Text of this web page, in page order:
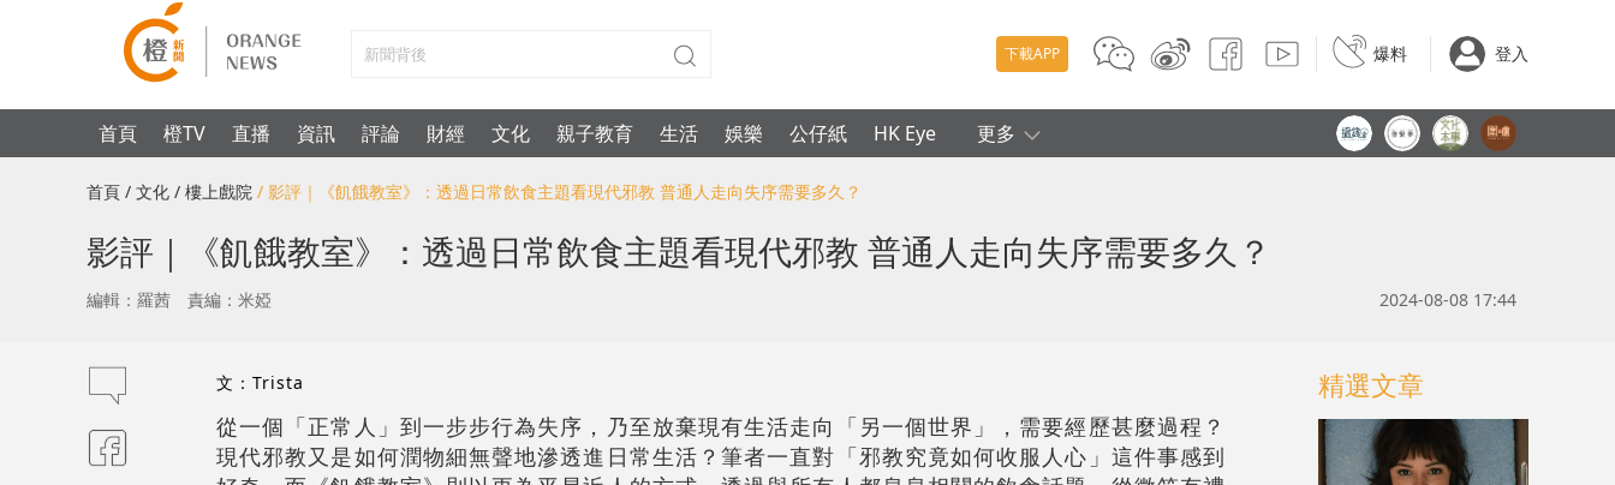
下載APP 爆料 登入
首頁 橙TV 直播 資訊 評論 財經 文化 親子教育 生活 娛樂 公仔紙 HK Eye 更多
首頁 / 文化 / 樓上戲院 / 影評｜《飢餓教室》：透過日常飲食主題看現代邪教 普通人走向失序需要多久？
影評｜《飢餓教室》：透過日常飲食主題看現代邪教 普通人走向失序需要多久？
編輯：羅茜 責編：米婭 2024-08-08 17:44
文：Trista
從一個「正常人」到一步步行為失序，乃至放棄現有生活走向「另一個世界」，需要經歷甚麼過程？
現代邪教又是如何潤物細無聲地滲透進日常生活？筆者一直對「邪教究竟如何收服人心」這件事感到
精選文章